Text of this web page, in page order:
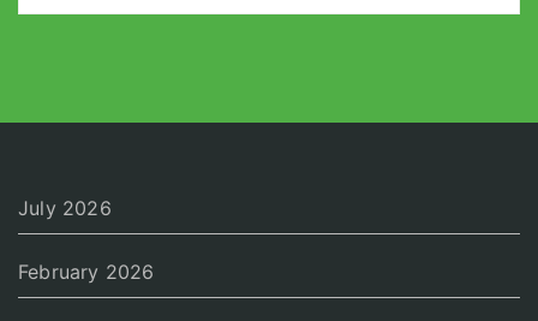
July 2026
February 2026